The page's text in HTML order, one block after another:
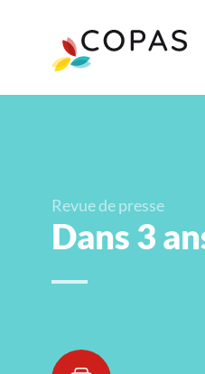
Revue de presse
Dans 3